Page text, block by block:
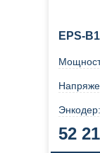
EPS-
Энкодер:
52